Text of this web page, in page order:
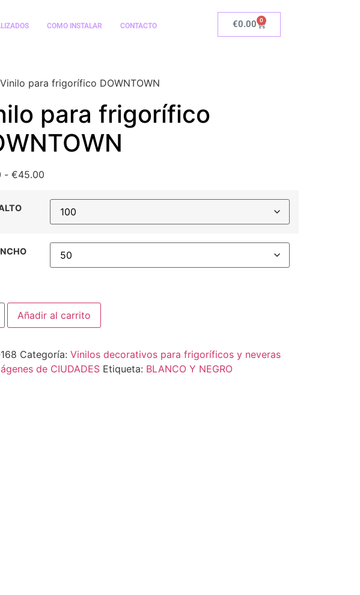
COMO INSTALAR CONTACTO €0.00 0
para frigorífico DOWNTOWN
para frigorífico
- €45.00
Añadir al carrito
Categoría: Vinilos decorativos para frigoríficos y neveras
de CIUDADES Etiqueta: BLANCO Y NEGRO